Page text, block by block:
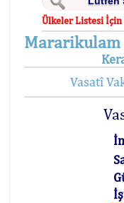
Ülkeler Listesi İçin
Mararikulam
Vasatî